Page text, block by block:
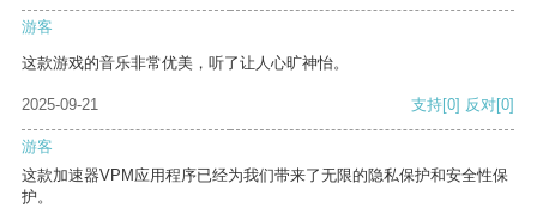
游客
这款游戏的音乐非常优美，听了让人心旷神怡。
2025-09-21 支持[0] 反对[0]
游客
这款加速器VPM应用程序已经为我们带来了无限的隐私保护和安全性保
护。